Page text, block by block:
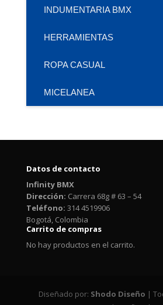
INDUMENTARIA BMX
HERRAMIENTAS
ROPA CASUAL
MICELANEA
Datos de contacto
Infinity BMX
Dirección: Carrera 68g # 63 – 54
Teléfono: 314 4519906
Bogotá, Colombia
Carrito de compras
No hay productos en el carrito.
Diseñado por: Shodo Diseño |